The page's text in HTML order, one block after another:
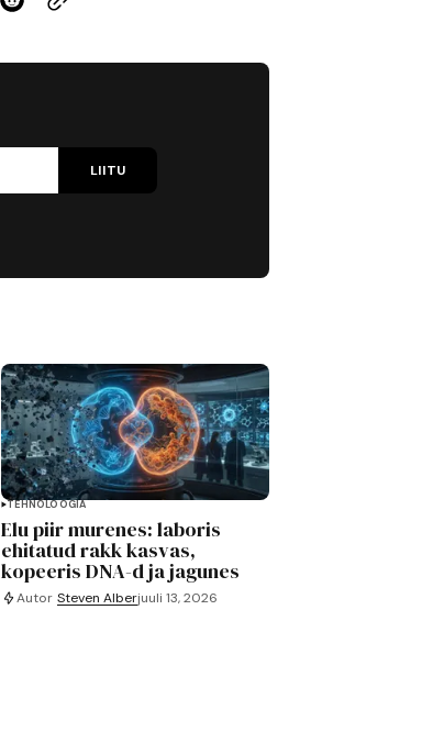
LIITU
TEHNOLOOGIA
Elu piir murenes: laboris
ehitatud rakk kasvas,
kopeeris DNA-d ja jagunes
Autor Steven Alberjuuli 13, 2026